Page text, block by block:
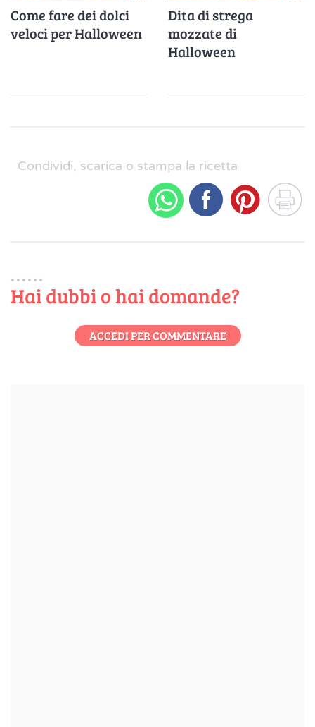
Come fare dei dolci
veloci per Halloween
Dita di strega
mozzate di
Halloween
Condividi, scarica o stampa la ricetta
Hai dubbi o hai domande?
ACCEDI PER COMMENTARE